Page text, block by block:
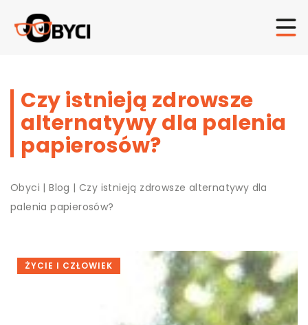
Czy istnieją zdrowsze
alternatywy dla palenia
papierosów?
Obyci |Blog |Czy istnieją zdrowsze alternatywy dla
palenia papierosów?
ŻYCIE I CZŁOWIEK